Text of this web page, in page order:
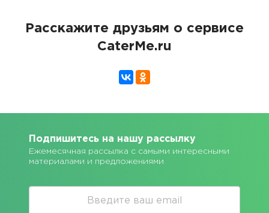
Расскажите друзьям о сервисе
CaterMe.ru
Подпишитесь на нашу рассылку
Ежемесячная рассылка с самыми интересными
материалами и предложениями